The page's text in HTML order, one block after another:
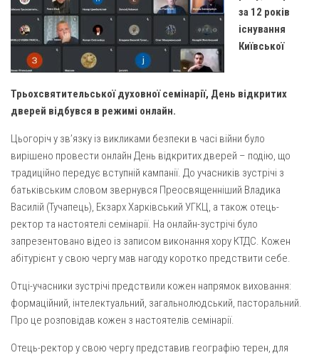
Архистратига Михаїла (м. Люботин)
Покрови Пресвятої Богородиці (с. Вільча)
Преображенська парафія (м. Лозова)
Золочів)
Парафія Різдва Пресвятої Богородиці м. Берестин
(Красноград)
Парохії Полтавської області
Пресвятої Трійці (м. Полтава)
Всіх Святих українського народу (м. Полтава)
Свято-Юріївська парафія (м. Полтава)
Архистратига Михаїла (с. Пригарівка)
Введення у храм Пресвятої Богородиці (с. Дашківка)
Вознесіння ГНІХ (с. Витівка)
Вознесіння Господнього (м. Кобеляки)
Газета Християнський голос
Надруковані числа
Молитви
Рух pro-life
за 12 років
існування
Київської
Трьохсвятительської духовної семінарії, День відкритих
дверей відбувся в режимі онлайн.
Цьогоріч у зв’язку із викликами безпеки в часі війни було
вирішено провести онлайн День відкритих дверей – подію, що
традиційно передує вступній кампанії. До учасників зустрічі з
батьківським словом звернувся Преосвященніший Владика
Василій (Тучапець), Екзарх Харківський УГКЦ, а також отець-
ректор та настоятелі семінарії. На онлайн-зустрічі було
запрезентовано відео із записом виконання хору КТДС. Кожен
абітурієнт у свою чергу мав нагоду коротко предствити себе.
Отці-учасники зустрічі предствили кожен напрямок виховання:
формаційний, інтелектуальний, загальнолюдський, пасторальний.
Про це розповідав кожен з настоятелів семінарії.
Отець-ректор у свою чергу представив географію терен, для